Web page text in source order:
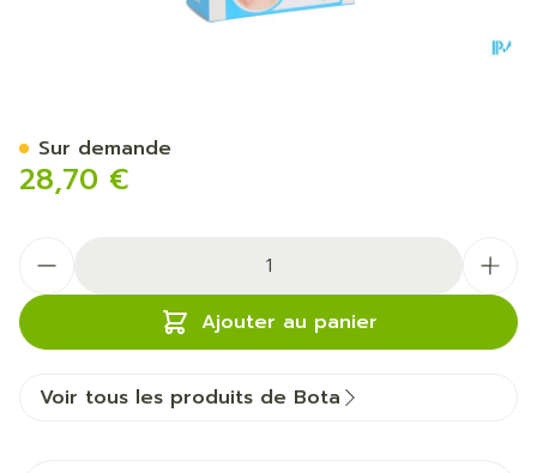
28,70 €
Ajouter au panier
Sur demande
Voir tous les produits de Bota